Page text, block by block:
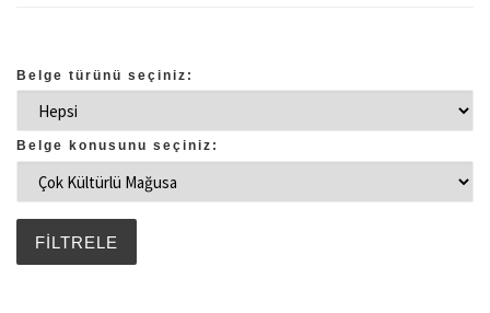
Belge türünü seçiniz:
Belge konusunu seçiniz: